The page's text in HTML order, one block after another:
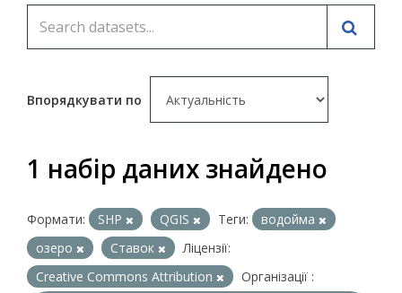
Впорядкувати по
1 набір даних знайдено
Формати: SHP QGIS Теги:
водойма
озеро
Ставок
Ліцензії:
Creative Commons Attribution
Організації :